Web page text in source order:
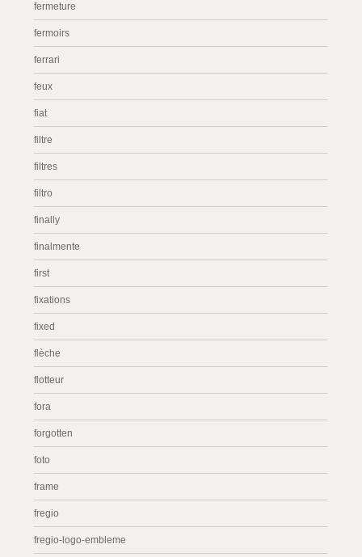
fermeture
fermoirs
ferrari
feux
fiat
filtre
filtres
filtro
finally
finalmente
first
fixations
fixed
flèche
flotteur
fora
forgotten
foto
frame
fregio
fregio-logo-embleme